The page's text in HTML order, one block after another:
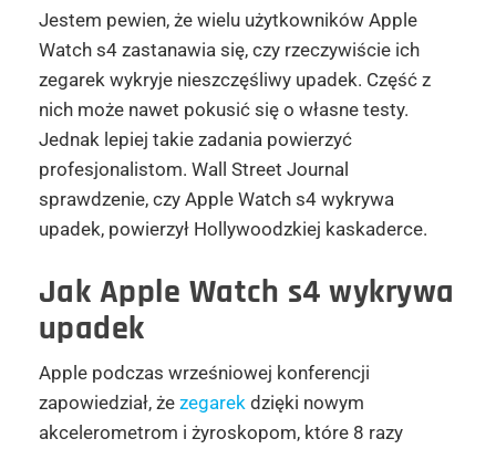
Jestem pewien, że wielu użytkowników Apple
Watch s4 zastanawia się, czy rzeczywiście ich
zegarek wykryje nieszczęśliwy upadek. Część z
nich może nawet pokusić się o własne testy.
Jednak lepiej takie zadania powierzyć
profesjonalistom. Wall Street Journal
sprawdzenie, czy Apple Watch s4 wykrywa
upadek, powierzył Hollywoodzkiej kaskaderce.
Jak Apple Watch s4 wykrywa
upadek
Apple podczas wrześniowej konferencji
zapowiedział, że zegarek dzięki nowym
akcelerometrom i żyroskopom, które 8 razy